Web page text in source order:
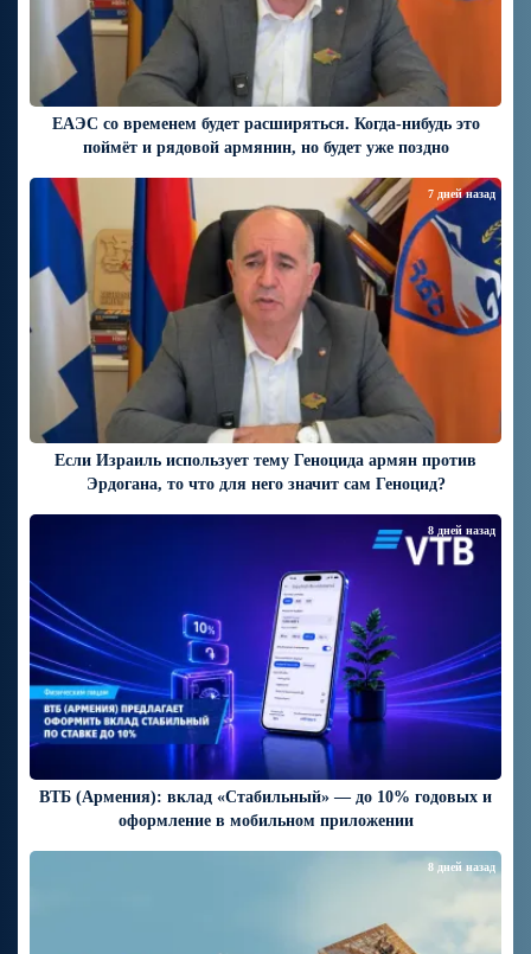
ЕАЭС со временем будет расширяться. Когда-нибудь это
поймёт и рядовой армянин, но будет уже поздно
Если Израиль использует тему Геноцида армян против
Эрдогана, то что для него значит сам Геноцид?
7 дней назад
ВТБ (Армения): вклад «Стабильный» — до 10% годовых и
оформление в мобильном приложении
8 дней назад
8 дней назад